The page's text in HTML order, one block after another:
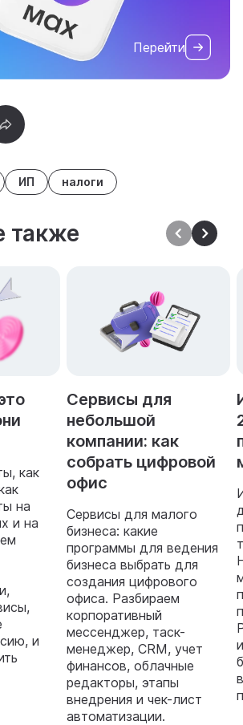
Перейти
ИП налоги
также
как
на
и на
и
Сервисы для
небольшой
компании: как
собрать цифровой
офис
Сервисы для малого
бизнеса: какие
программы для ведения
бизнеса выбрать для
создания цифрового
офиса. Разбираем
корпоративный
мессенджер, таск-
менеджер, CRM, учет
финансов, облачные
редакторы, этапы
внедрения и чек-лист
автоматизации.